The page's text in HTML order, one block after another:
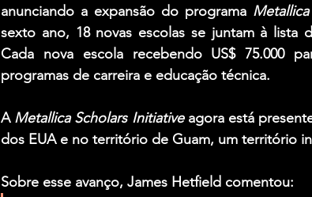
anunciando a expansão do programa
sexto ano, 18 novas escolas se juntam à lista
Cada nova escola recebendo US$ 75.000
programas de carreira e educação técnica.
A Metallica Scholars Initiative agora está
dos EUA e no território de Guam, um território
Sobre esse avanço, James Hetfield comentou: